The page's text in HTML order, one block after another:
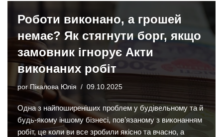
Роботи виконано, а грошей
немає? Як стягнути борг, якщо
замовник ігнорує Акти
виконаних робіт
por Пікалова Юлія 09.10.2025
Одна з найпоширеніших проблем у будівельному та й
будь-якому іншому бізнесі, пов’язаному з виконанням
робіт, це коли ви все зробили якісно та вчасно, а